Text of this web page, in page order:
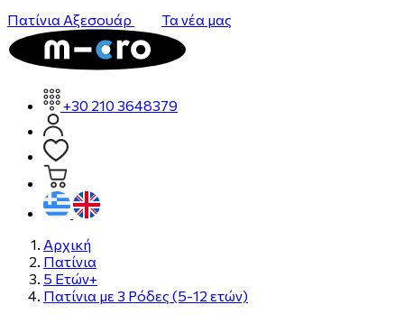
Πατίνια Αξεσουάρ Τα νέα μας
+30 210 3648379
Αρχική
Πατίνια
5 Ετών+
Πατίνια με 3 Ρόδες (5-12 ετών)